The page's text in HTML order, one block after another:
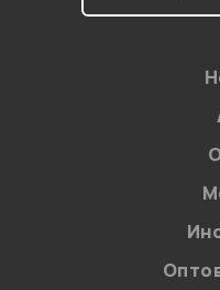
на
персональных данных.